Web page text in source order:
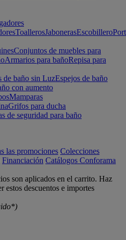
ToallerosJabonerasEscobillero
Conjuntos de muebles para
Armarios para bañoRepisa para
de baño sin LuzEspejos de baño
con aumento
Mamparas
Grifos para ducha
de seguridad para baño
las promociones Colecciones
Financiación Catálogos Conforama
son aplicados en el carrito. Haz
estos descuentos e importes